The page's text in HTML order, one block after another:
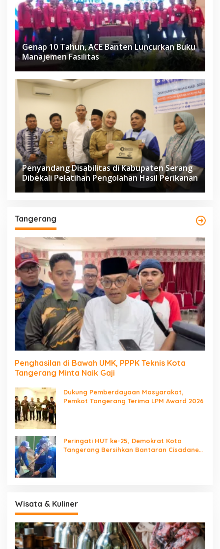
Genap 10 Tahun, ACE Banten Luncurkan Buku
Manajemen Fasilitas
Penyandang Disabilitas di Kabupaten Serang
Dibekali Pelatihan Pengolahan Hasil Perikanan
Tangerang
Penghasilan di Bawah UMK, PPPK Teknis Kota
Tangerang Minta Naik Gaji
Dukung Pemberdayaan Masyarakat,
Pemkot Tangerang Terima LPM Award 2026
Peringati HUT ke-25, Demokrat Kota
Tangerang Bersihkan Bantaran Cisadane
Wisata & Kuliner